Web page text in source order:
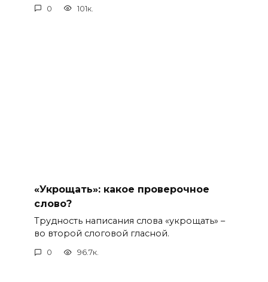
0 101к.
«Укрощать»: какое проверочное
слово?
Трудность написания слова «укрощать» –
во второй слоговой гласной.
0 96.7к.